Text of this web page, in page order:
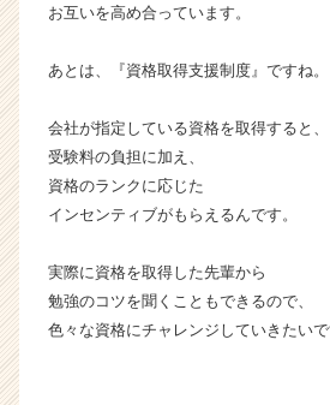
r
a
e
お互いを高め合っています。
あとは、『資格取得支援制度』ですね。
会社が指定している資格を取得すると、
受験料の負担に加え、
資格のランクに応じた
インセンティブがもらえるんです。
実際に資格を取得した先輩から
勉強のコツを聞くこともできるので、
色々な資格にチャレンジしていきたいで